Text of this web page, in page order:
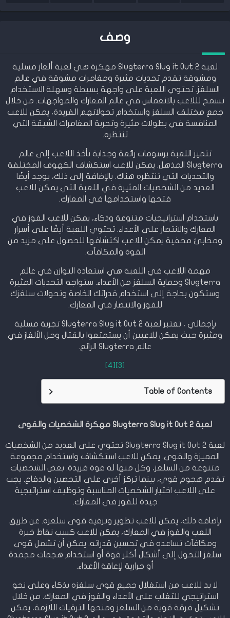
وصف
لعبة Slugterra Slug it Out 2 مهكرة هي لعبة ألغاز مسلية
ومشوقة تقدم تحديات مثيرة ومغامرات مشوقة في عالم
السلغز. تحتوي اللعبة على واجهة بسيطة وسهلة الاستخدام
تسمح لللاعب بالانغماس في عالم المعارك والمواجهات. من خلال
جمع مختلف السلغز واستخدام تحولاتهم الفريدة، يمكن للاعب
المنافسة في بطولات مثيرة وتجربة المغامرات الشيقة التي
تنتظره.
تتميز اللعبة برسومات رائعة وجذابة تأخذ اللاعب إلى عالم
Slugterra المذهل. يمكن للاعب استكشاف الكهوف المختلفة
والتحديات التي تنتظره هناك. بالإضافة إلى ذلك، يوجد أيضًا
العديد من الشخصيات المثيرة في اللعبة التي يمكن للاعب
فتحها واستخدامها في المعارك.
باستخدام استراتيجيات متنوعة وذكاء، يمكن للاعب الفوز في
المعارك والانتصار على الأعداء. تحتوي اللعبة أيضًا على أسرار
ومخابئ مخفية يمكن للاعب اكتشافها للحصول على مزيد من
القوة والمكافآت.
مهمة اللاعب في اللعبة هي استعادة التوازن في عالم
Slugterra وحماية السلغز من الأعداء. ستواجه التحديات المثيرة
وستكون بحاجة إلى استخدام قدراتك الخاصة وتحولات سلغزك
للفوز والانتصار في المعارك.
بإجمالي ، تعتبر لعبة Slugterra Slug it Out 2 تجربة مسلية
ومثيرة حيث يمكن للاعبين أن يستمتعوا بالقتال وحل الألغاز في
عالم Slugterra الرائع.
[3]
[4]
Table of Contents
لعبة Slugterra Slug it Out 2 مهكرة الشخصيات والقوى
لعبة Slugterra Slug it Out 2 تحتوي على العديد من الشخصيات
المميزة والقوى. يمكن للاعب استكشاف واستخدام مجموعة
متنوعة من السلغز، وكل منها له قوة فريدة. بعض الشخصيات
تقدم هجوم قوي، بينما تركز أخرى على التحصين والدفاع. يجب
على اللاعب اختيار الشخصيات المناسبة وتوظيف استراتيجية
جيدة للفوز في المعارك.
بإضافة ذلك، يمكن للاعب تطوير وترقية قوى سلغزه. عن طريق
اللعب والفوز في المعارك، يمكن للاعب كسب نقاط خبرة
ومكافآت تساعده في تحسين قدراته. يمكن أن تشمل قوى
سلغز التحول إلى أشكال أكثر قوة أو استخدام هجمات مجمدة
أو حرارية لإعاقة الأعداء.
لا بد للاعب من استغلال جميع قوى سلغزه بذكاء وعلى نحو
استراتيجي للتغلب على الأعداء والفوز في المعارك. من خلال
تشكيل فرقة قوية من السلغز ومنحها الترقيات اللازمة، يمكن